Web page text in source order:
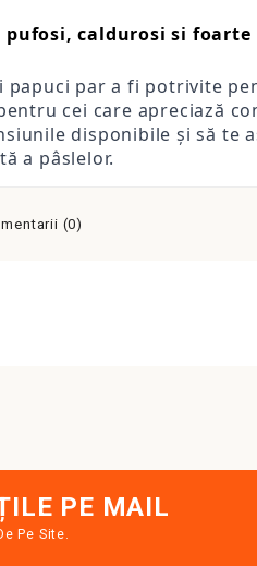
pufosi, caldurosi si foarte
papuci par a fi potrivite
cei care apreciază
disponibile și să te
a pâslelor.
(0)
PE MAIL
Pe Site.